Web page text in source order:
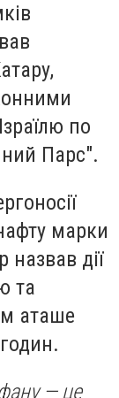
по
Парс".
марки
назвав дії
та
аташе
— це